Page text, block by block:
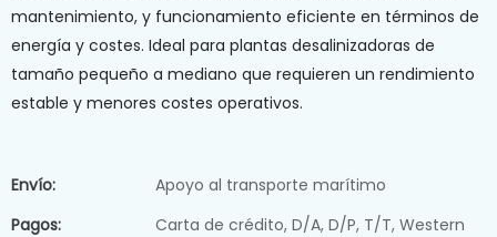
mantenimiento, y funcionamiento eficiente en términos de
energía y costes. Ideal para plantas desalinizadoras de
tamaño pequeño a mediano que requieren un rendimiento
estable y menores costes operativos.
Envío:
Apoyo al transporte marítimo
Pagos:
Carta de crédito, D/A, D/P, T/T, Western